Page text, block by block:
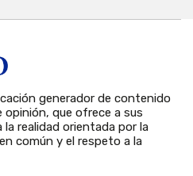
generador de contenido
que ofrece a sus
realidad orientada por la
común y el respeto a la